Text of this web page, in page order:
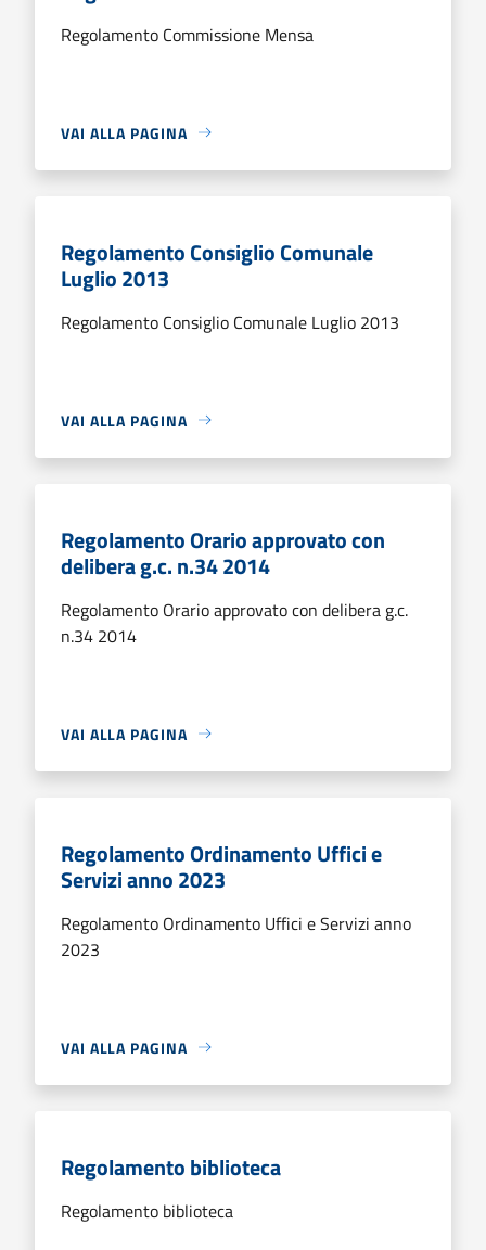
Regolamento Commissione Mensa
VAI ALLA PAGINA
Regolamento Consiglio Comunale
Luglio 2013
Regolamento Consiglio Comunale Luglio 2013
VAI ALLA PAGINA
Regolamento Orario approvato con
delibera g.c. n.34 2014
Regolamento Orario approvato con delibera g.c.
n.34 2014
VAI ALLA PAGINA
Regolamento Ordinamento Uffici e
Servizi anno 2023
Regolamento Ordinamento Uffici e Servizi anno
2023
VAI ALLA PAGINA
Regolamento biblioteca
Regolamento biblioteca